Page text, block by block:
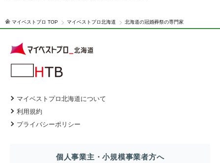
マイベストプロ TOP マイベストプロ北海道 北海道の冠婚葬祭の専門家
マイベストプロ北海道について
利用規約
プライバシーポリシー
個人事業主・小規模事業者方へ